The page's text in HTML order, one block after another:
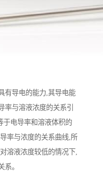
有导电的能力,其导电能
率与溶液浓度的关系引
于电导率和溶液体积的
率与浓度的关系曲线,所
溶液浓度较低的情况下,
系。